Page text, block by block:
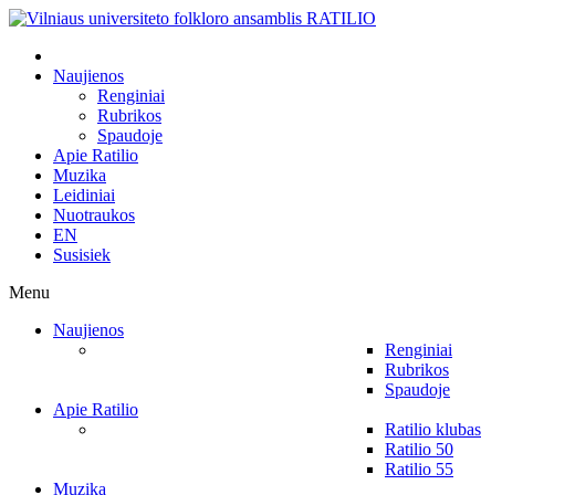
Naujienos
Renginiai
Rubrikos
Spaudoje
Apie Ratilio
Muzika
Leidiniai
Nuotraukos
EN
Susisiek
Menu
Naujienos
Renginiai
Rubrikos
Spaudoje
Apie Ratilio
Ratilio klubas
Ratilio 50
Ratilio 55
Muzika